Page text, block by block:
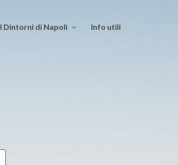
I Dintorni di Napoli Info utili